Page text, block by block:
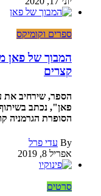
ספרים וקומיקס
המבוך של פאן
קצרים
הספר, שירחיב את
פאן", נכתב בשיתוף
הסופרת הגרמניה
By עדי פרל
אפריל 8, 2019
סרטים